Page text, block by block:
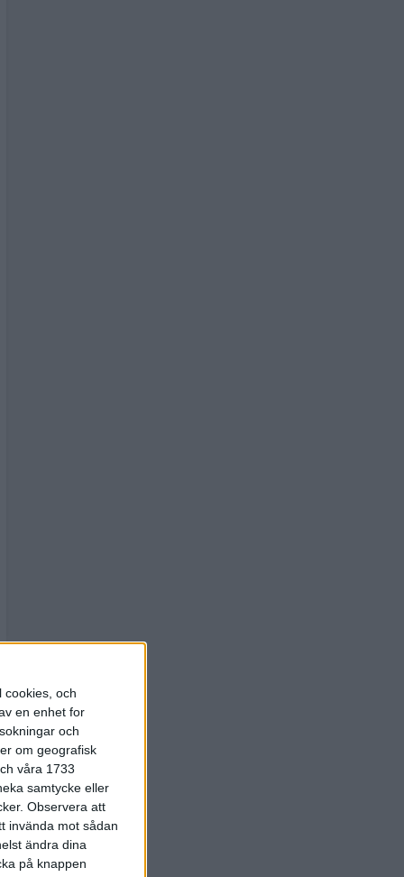
cookies, och
en enhet for
och
om geografisk
våra 1733
samtycke eller
Observera att
invända mot sådan
ändra dina
på knappen